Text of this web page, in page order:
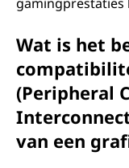
Wat is het
(Peripheral
van een